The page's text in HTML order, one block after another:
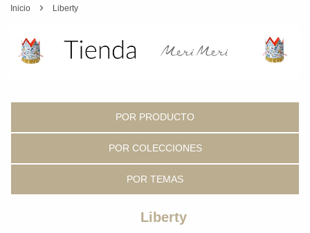
Inicio › Liberty
POR PRODUCTO
POR COLECCIONES
POR TEMAS
Liberty